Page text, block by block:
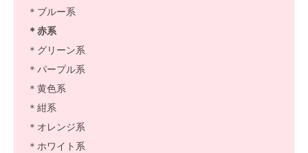
＊ブルー系
＊赤系
＊グリーン系
＊パープル系
＊黄色系
＊紺系
＊オレンジ系
＊ホワイト系